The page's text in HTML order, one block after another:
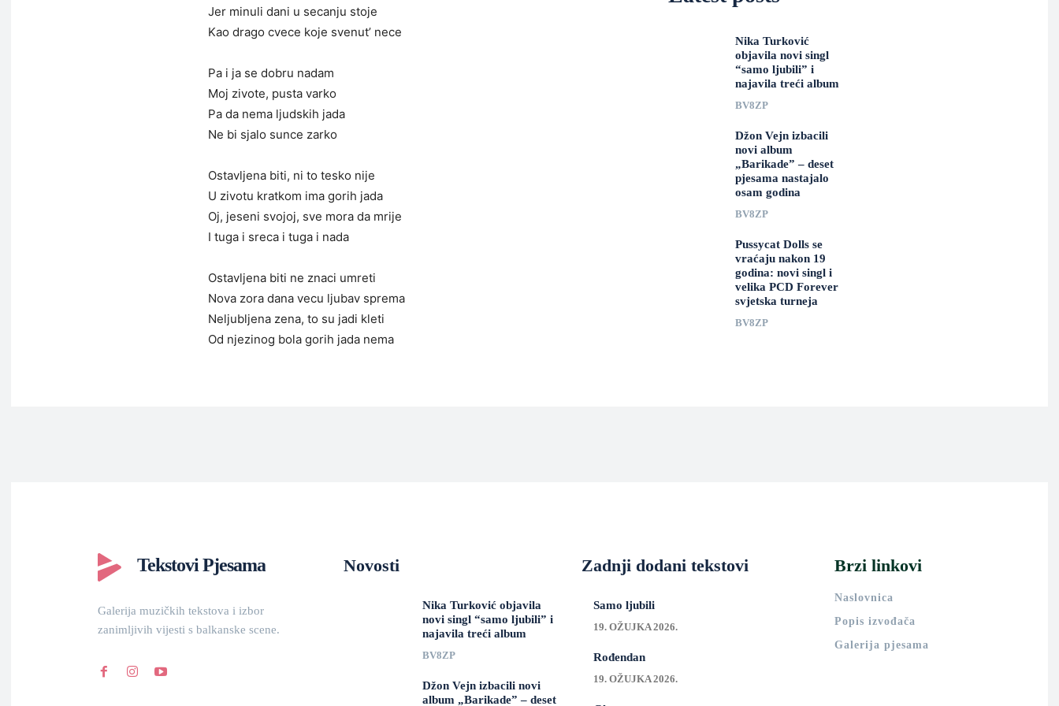
Jer minuli dani u secanju stoje
Kao drago cvece koje svenut’ nece
Pa i ja se dobru nadam
Moj zivote, pusta varko
Pa da nema ljudskih jada
Ne bi sjalo sunce zarko
Ostavljena biti, ni to tesko nije
U zivotu kratkom ima gorih jada
Oj, jeseni svojoj, sve mora da mrije
I tuga i sreca i tuga i nada
Ostavljena biti ne znaci umreti
Nova zora dana vecu ljubav sprema
Neljubljena zena, to su jadi kleti
Od njezinog bola gorih jada nema
Nika Turković
objavila novi singl
“samo ljubili” i
najavila treći album
BV8ZP
Džon Vejn izbacili
novi album
„Barikade” – deset
pjesama nastajalo
osam godina
BV8ZP
Pussycat Dolls se
vraćaju nakon 19
godina: novi singl i
velika PCD Forever
svjetska turneja
BV8ZP
Tekstovi Pjesama
Galerija muzičkih tekstova i izbor
zanimljivih vijesti s balkanske scene.
Novosti
Nika Turković objavila
novi singl “samo ljubili” i
najavila treći album
BV8ZP
Džon Vejn izbacili novi
album „Barikade” – deset
Zadnji dodani tekstovi
Samo ljubili
19. OŽUJKA 2026.
Rođendan
19. OŽUJKA 2026.
Brzi linkovi
Naslovnica
Popis izvođača
Galerija pjesama